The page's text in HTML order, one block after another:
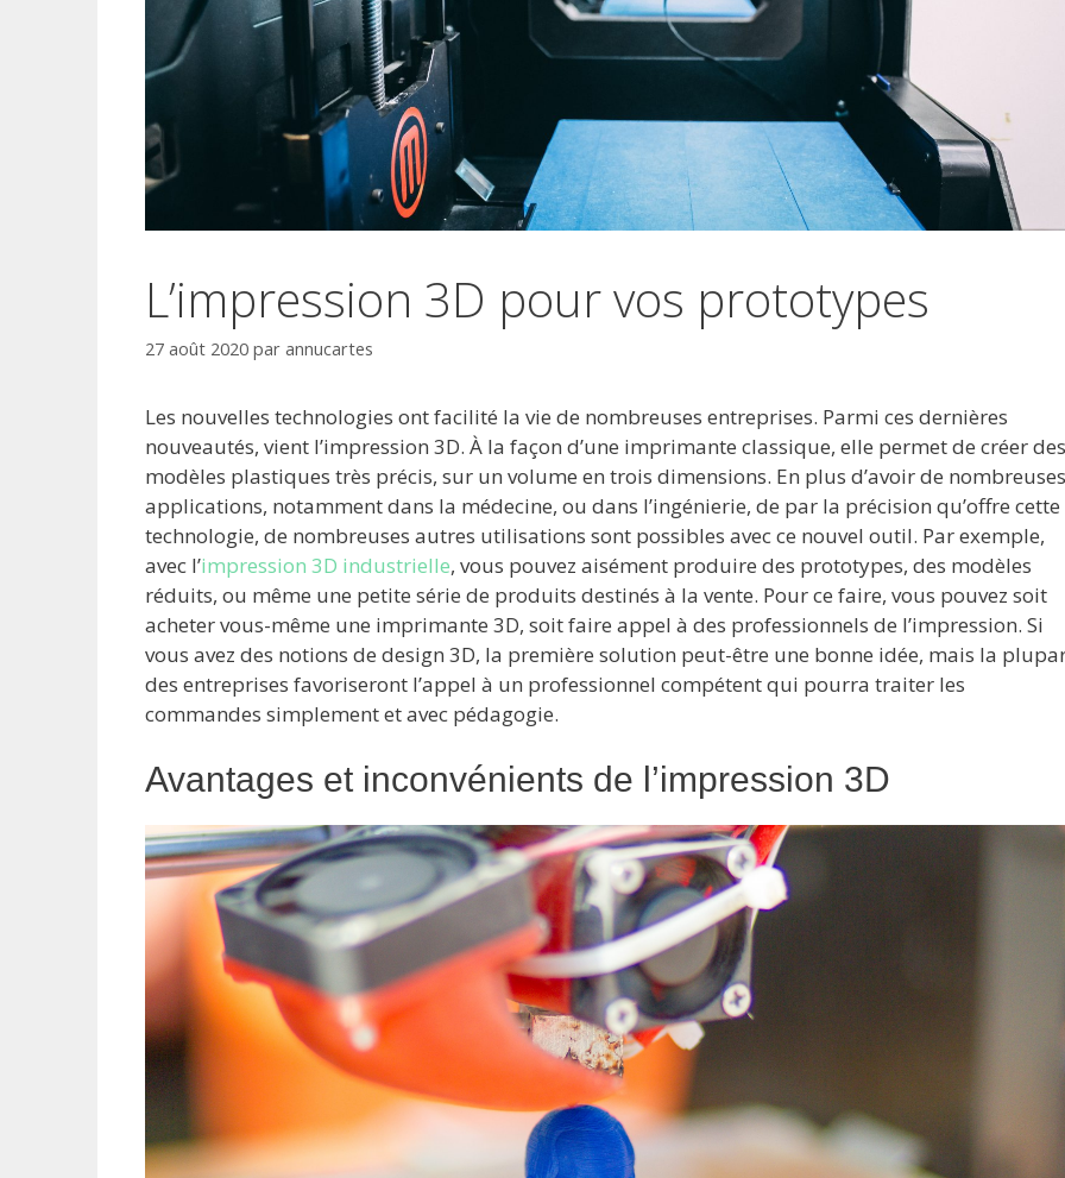
L’impression 3D pour vos prototypes
27 août 2020 par annucartes
Les nouvelles technologies ont facilité la vie de nombreuses entreprises. Parmi ces dernières
nouveautés, vient l’impression 3D. À la façon d’une imprimante classique, elle permet de créer des
modèles plastiques très précis, sur un volume en trois dimensions. En plus d’avoir de nombreuses
applications, notamment dans la médecine, ou dans l’ingénierie, de par la précision qu’offre cette
technologie, de nombreuses autres utilisations sont possibles avec ce nouvel outil. Par exemple,
avec l’impression 3D industrielle, vous pouvez aisément produire des prototypes, des modèles
réduits, ou même une petite série de produits destinés à la vente. Pour ce faire, vous pouvez soit
acheter vous-même une imprimante 3D, soit faire appel à des professionnels de l’impression. Si
vous avez des notions de design 3D, la première solution peut-être une bonne idée, mais la
des entreprises favoriseront l’appel à un professionnel compétent qui pourra traiter les
commandes simplement et avec pédagogie.
Avantages et inconvénients de l’impression 3D